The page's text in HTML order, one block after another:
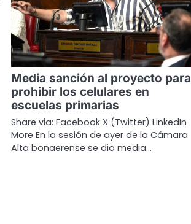
Media sanción al proyecto para
prohibir los celulares en
escuelas primarias
Share via: Facebook X (Twitter) LinkedIn
More En la sesión de ayer de la Cámara
Alta bonaerense se dio media…